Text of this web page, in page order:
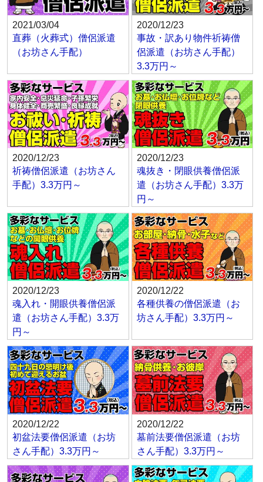
2021/03/04
直葬（火葬式）僧侶派遣
（お坊さん手配）
2020/12/23
事故・訳あり物件祈祷僧
侶派遣（お坊さん手配）
3.3万円～
2020/12/23
祈祷僧侶派遣（お坊さん
手配）3.3万円～
2020/12/23
魂抜き・閉眼供養僧侶派
遣（お坊さん手配）3.3万
円～
2020/12/23
魂入れ・開眼供養僧侶派
遣（お坊さん手配）3.3万
円～
2020/12/22
各種供養の僧侶派遣（お
坊さん手配）3.3万円～
2020/12/22
初盆法要僧侶派遣（お坊
さん手配）3.3万円～
2020/12/22
墓前法要僧侶派遣（お坊
さん手配）3.3万円～